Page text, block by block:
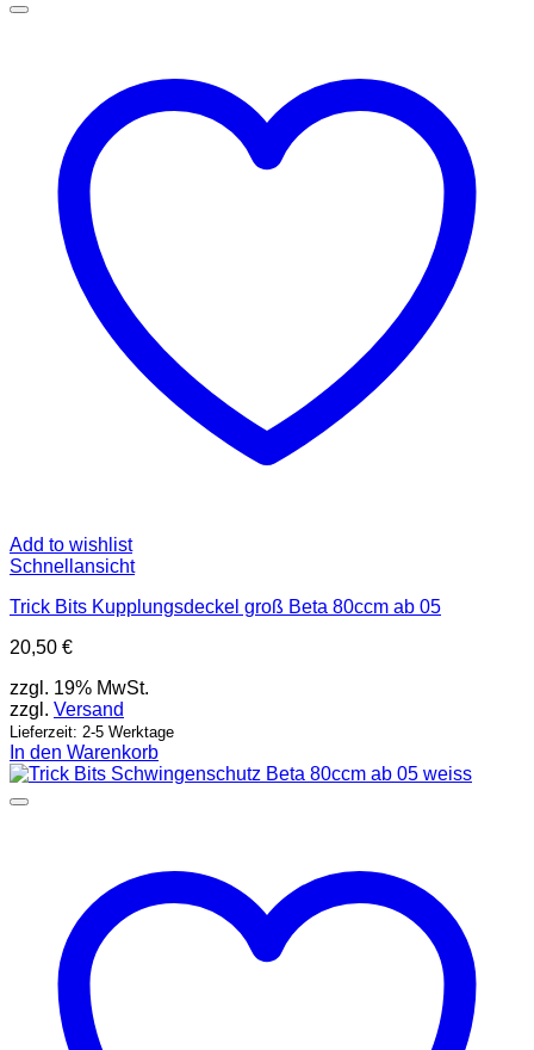
Add to wishlist
Schnellansicht
Trick Bits Kupplungsdeckel groß Beta 80ccm ab 05
20,50 €
zzgl. 19% MwSt.
zzgl. Versand
Lieferzeit: 2-5 Werktage
In den Warenkorb